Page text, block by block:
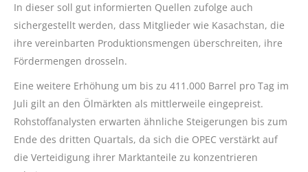
In dieser soll gut informierten Quellen zufolge auch
sichergestellt werden, dass Mitglieder wie Kasachstan, die
ihre vereinbarten Produktionsmengen überschreiten, ihre
Fördermengen drosseln.
Eine weitere Erhöhung um bis zu 411.000 Barrel pro Tag im
Juli gilt an den Ölmärkten als mittlerweile eingepreist.
Rohstoffanalysten erwarten ähnliche Steigerungen bis zum
Ende des dritten Quartals, da sich die OPEC verstärkt auf
die Verteidigung ihrer Marktanteile zu konzentrieren